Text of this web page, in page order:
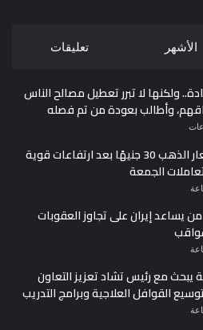
الأشهر تعليقات
ولكنها لا تبرر تعطيل مصالح الناس
وأطالب بعودة من تم فصله
تراجع أسعار الذهب 30 جنيهًا بعد ارتفاعات قوية
الجمعة
يساعد إيران على تجاوز العقوبات
يبحث مع رئيس تشاد تعزيز التعاون
القوافل العلاجية وبرامج التدريب